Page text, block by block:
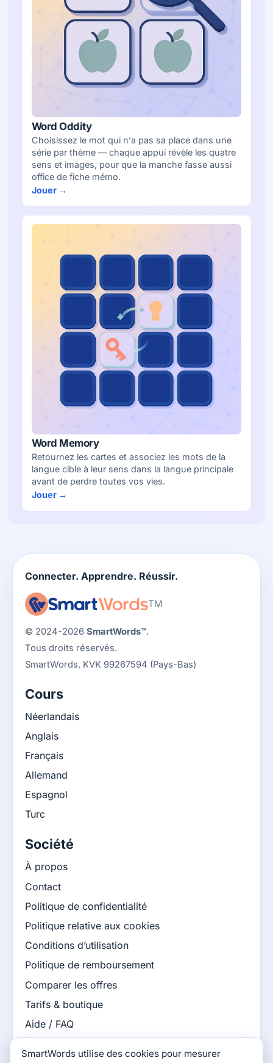
Word Oddity
Choisissez le mot qui n'a pas sa place dans une
série par thème — chaque appui révèle les quatre
sens et images, pour que la manche fasse aussi
office de fiche mémo.
Jouer →
Word Memory
Retournez les cartes et associez les mots de la
langue cible à leur sens dans la langue principale
avant de perdre toutes vos vies.
Jouer →
SmartWords utilise des cookies pour mesurer
Connecter. Apprendre. Réussir.
TM
© 2024-2026 SmartWords™.
Tous droits réservés.
SmartWords, KVK 99267594 (Pays-Bas)
Cours
Néerlandais
Anglais
Français
Allemand
Espagnol
Turc
Société
À propos
Contact
Politique de confidentialité
Politique relative aux cookies
Conditions d’utilisation
Politique de remboursement
Comparer les offres
Tarifs & boutique
Aide / FAQ